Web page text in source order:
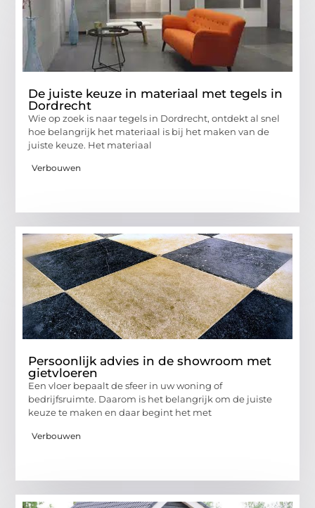
De juiste keuze in materiaal met tegels in
Dordrecht
Wie op zoek is naar tegels in Dordrecht, ontdekt al snel
hoe belangrijk het materiaal is bij het maken van de
juiste keuze. Het materiaal
Verbouwen
Persoonlijk advies in de showroom met
gietvloeren
Een vloer bepaalt de sfeer in uw woning of
bedrijfsruimte. Daarom is het belangrijk om de juiste
keuze te maken en daar begint het met
Verbouwen